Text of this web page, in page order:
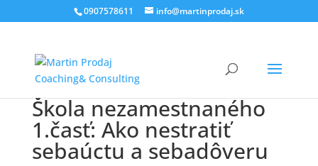
0907578611 info@martinprodaj.sk
Škola nezamestnaného
1.časť: Ako nestratiť
sebaúctu a sebadôveru